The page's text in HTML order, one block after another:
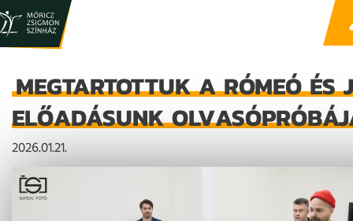
MEGTARTOTTUK A RÓMEÓ ÉS
ELŐADÁSUNK
2026.01.21.